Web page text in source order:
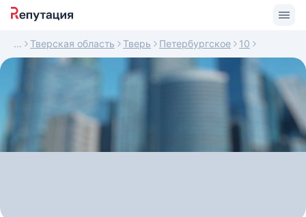
Тверская область Тверь Петербургское 10